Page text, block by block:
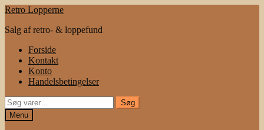
Spring
navigation
Spring
indhold
Retro Lopperne
Salg af retro- & loppefund
Forside
Kontakt
Konto
Handelsbetingelser
Søg
efter:
Søg
Menu